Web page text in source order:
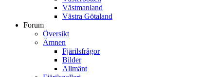
Västmanland
Västra Götaland
Forum
Översikt
Ämnen
Fjärilsfrågor
Bilder
Allmänt